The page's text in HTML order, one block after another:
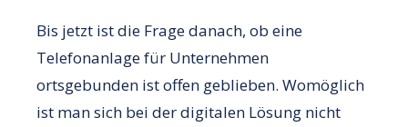
Bis jetzt ist die Frage danach, ob eine
Telefonanlage für Unternehmen
ortsgebunden ist offen geblieben. Womöglich
ist man sich bei der digitalen Lösung nicht